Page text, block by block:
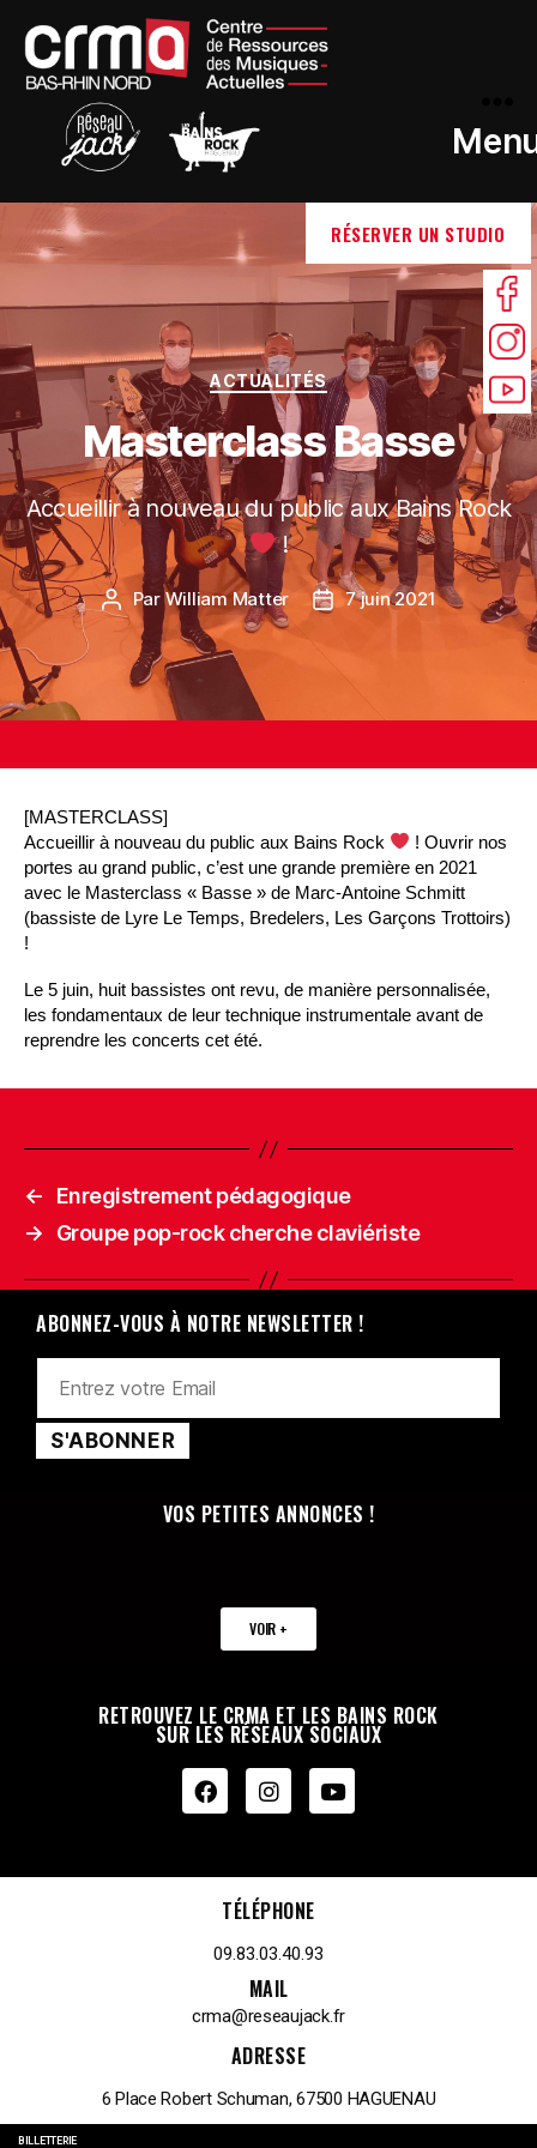
RÉSERVER UN STUDIO
ACTUALITÉS
Masterclass Basse
Accueillir à nouveau du public aux Bains Rock
!
ParWilliam Matter 7 juin 2021
[MASTERCLASS]
Accueillir à nouveau du public aux Bains Rock
! Ouvrir nos
portes au grand public, c’est une grande première en 2021
avec le Masterclass « Basse » de Marc-Antoine Schmitt
(bassiste de Lyre Le Temps, Bredelers, Les Garçons Trottoirs)
!
Le 5 juin, huit bassistes ont revu, de manière personnalisée,
les fondamentaux de leur technique instrumentale avant de
reprendre les concerts cet été.
←
Enregistrement pédagogique
→
Groupe pop-rock cherche claviériste
ABONNEZ-VOUS À NOTRE NEWSLETTER !
VOS PETITES ANNONCES !
VOIR +
RETROUVEZ LE CRMA ET LES BAINS ROCK
SUR LES RÉSEAUX SOCIAUX
TÉLÉPHONE
09.83.03.40.93
MAIL
crma@reseaujack.fr
ADRESSE
6 Place Robert Schuman, 67500 HAGUENAU
BILLETTERIE